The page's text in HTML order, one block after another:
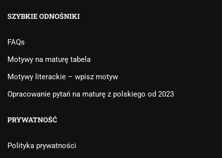
SZYBKIE ODNOŚNIKI
FAQs
Motywy na maturę tabela
Motywy literackie – wpisz motyw
Opracowanie pytań na maturę z polskiego od 2023
PRYWATNOŚĆ
Polityka prywatności